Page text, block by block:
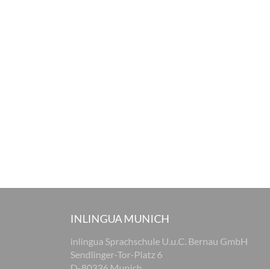
INLINGUA MUNICH
inlingua Sprachschule U.u.C. Bernau GmbH
Sendlinger-Tor-Platz 6